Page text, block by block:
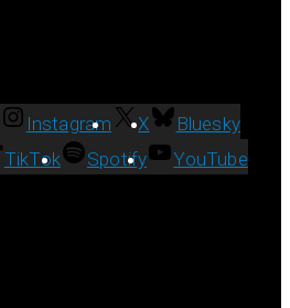
Instagram X
Bluesky
TikTok Spotify YouTube